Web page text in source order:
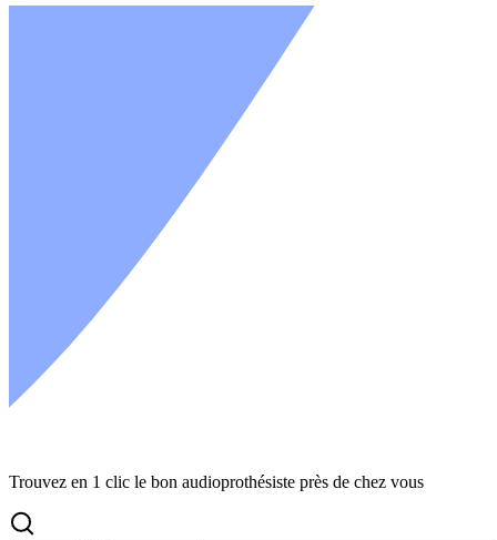
Trouvez en 1 clic le bon audioprothésiste près de chez vous